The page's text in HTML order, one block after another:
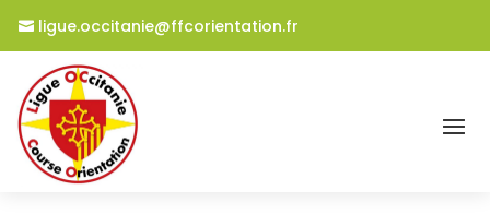
ligue.occitanie@ffcorientation.fr